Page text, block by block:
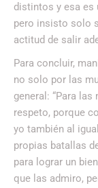
distintos y esa es
pero insisto solo
actitud de salir
Para concluir,
no solo por las
general: “Para
respeto, porque
yo también al
propias batallas
para lograr un
que las admiro,